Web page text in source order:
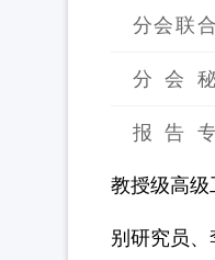
分会联
分会
报告
教授级高
别研究员